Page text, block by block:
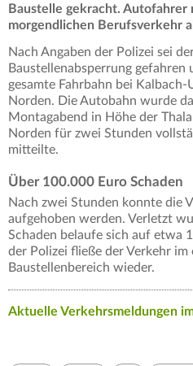
Baustelle gekracht. Autofahrer
morgendlichen Berufsverkehr
Nach Angaben der Polizei sei
Baustellenabsperrung
gesamte Fahrbahn bei
Norden. Die Autobahn wurde
Montagabend in Höhe der
Norden für zwei Stunden
mitteilte.
Über 100.000 Euro Schaden
Nach zwei Stunden konnte die
aufgehoben werden. Verletzt
Schaden belaufe sich auf etwa
der Polizei fließe der Verkehr im
Baustellenbereich wieder.
Aktuelle Verkehrsmeldungen